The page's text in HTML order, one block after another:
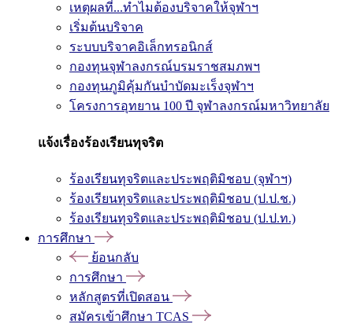
เหตุผลที่...ทำไมต้องบริจาคให้จุฬาฯ
เริ่มต้นบริจาค
ระบบบริจาคอิเล็กทรอนิกส์
กองทุนจุฬาลงกรณ์บรมราชสมภพฯ
กองทุนภูมิคุ้มกันบำบัดมะเร็งจุฬาฯ
โครงการอุทยาน 100 ปี จุฬาลงกรณ์มหาวิทยาลัย
แจ้งเรื่องร้องเรียนทุจริต
ร้องเรียนทุจริตและประพฤติมิชอบ (จุฬาฯ)
ร้องเรียนทุจริตและประพฤติมิชอบ (ป.ป.ช.)
ร้องเรียนทุจริตและประพฤติมิชอบ (ป.ป.ท.)
การศึกษา
ย้อนกลับ
การศึกษา
หลักสูตรที่เปิดสอน
สมัครเข้าศึกษา TCAS